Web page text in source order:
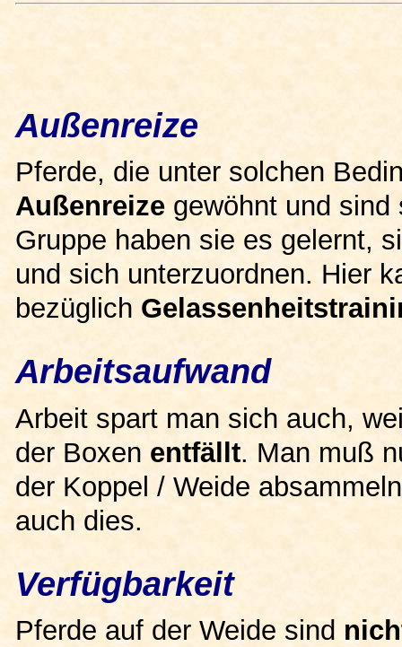
Außenreize
Pferde, die unter solchen
Außenreize gewöhnt und
Gruppe haben sie es gelernt,
und sich unterzuordnen. Hier
bezüglich
Arbeitsaufwand
Arbeit spart man sich auch,
der Boxen entfällt. Man muß
der Koppel / Weide
auch dies.
Verfügbarkeit
Pferde auf der Weide sind